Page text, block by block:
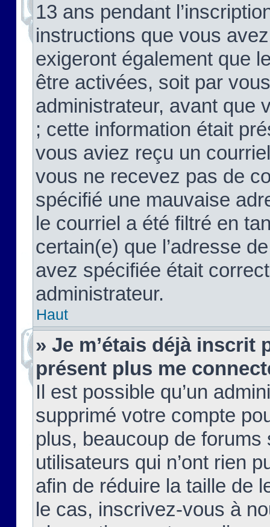
13 ans pendant
instructions que vous
exigeront également que
être activées, soit par
administrateur, avant que
; cette information était
vous aviez reçu un
vous ne recevez pas de
spécifié une mauvaise
le courriel a été filtré en
certain(e) que l’adresse
avez spécifiée était
administrateur.
Haut
» Je m’étais déjà inscrit
présent plus me
Il est possible qu’un
supprimé votre compte
plus, beaucoup de
utilisateurs qui n’ont rien
afin de réduire la taille de
le cas, inscrivez-vous à